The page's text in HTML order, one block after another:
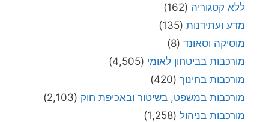
ללא קטגוריה (162)
מדע ועתידנות (135)
מוסיקה וסאונד (8)
מורכבות בביטחון לאומי (4,505)
מורכבות בחינוך (420)
מורכבות במשפט, בשיטור ובאכיפת חוק (2,103)
מורכבות בניהול (1,258)